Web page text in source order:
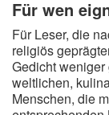
Für wen
Für Leser, die
religiös
Gedicht
weltlichen,
Menschen, die